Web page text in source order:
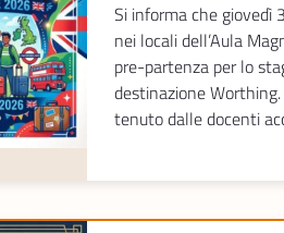
Si informa che
nei locali dell’Aula
pre-partenza per lo
destinazione
tenuto dalle docenti